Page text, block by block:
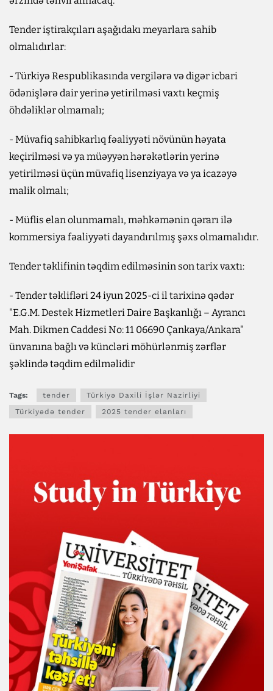
Tender iştirakçıları aşağıdakı meyarlara sahib
olmalıdırlar:
- Türkiyə Respublikasında vergilərə və digər icbari
ödənişlərə dair yerinə yetirilməsi vaxtı keçmiş
öhdəliklər olmamalı;
- Müvafiq sahibkarlıq fəaliyyəti növünün həyata
keçirilməsi və ya müəyyən hərəkətlərin yerinə
yetirilməsi üçün müvafiq lisenziyaya və ya icazəyə
malik olmalı;
- Müflis elan olunmamalı, məhkəmənin qərarı ilə
kommersiya fəaliyyəti dayandırılmış şəxs olmamalıdır.
Tender təklifinin təqdim edilməsinin son tarix vaxtı:
- Tender təklifləri 24 iyun 2025-ci il tarixinə qədər
"E.G.M. Destek Hizmetleri Daire Başkanlığı – Ayrancı
Mah. Dikmen Caddesi No: 11 06690 Çankaya/Ankara"
ünvanına bağlı və küncləri möhürlənmiş zərflər
şəklində təqdim edilməlidir
Tags: tender
Türkiyə Daxili İşlər Nazirliyi
Türkiyədə tender
2025 tender elanları